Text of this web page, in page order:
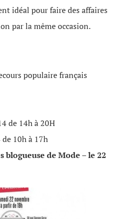
idéal pour faire des affaires
par la même occasion.
populaire français
de 14h à 20H
10h à 17h
blogueuse de Mode – le 22